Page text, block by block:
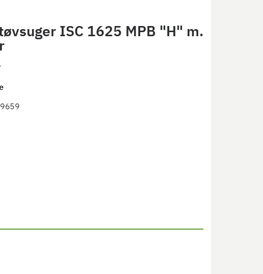
ISC 1625 MPB "H" m.